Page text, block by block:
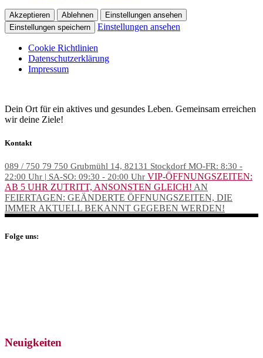
Akzeptieren Ablehnen
Einstellungen ansehen
Einstellungen speichern
Einstellungen ansehen
Cookie Richtlinien
Datenschutzerklärung
Impressum
Dein Ort für ein aktives und gesundes Leben. Gemeinsam erreichen
wir deine Ziele!
Kontakt
089 / 750 79 750 Grubmühl 14, 82131 Stockdorf MO-FR: 8:30 -
22:00 Uhr | SA-SO: 09:30 - 20:00 Uhr VIP-ÖFFNUNGSZEITEN:
AB 5 UHR ZUTRITT, ANSONSTEN GLEICH! AN
FEIERTAGEN: GEÄNDERTE ÖFFNUNGSZEITEN, DIE
IMMER AKTUELL BEKANNT GEGEBEN WERDEN!
Folge uns:
Neuigkeiten